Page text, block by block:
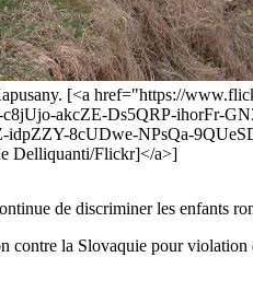
[<a href="https://
akcZE-Ds5QRP-ihorFr-
8cUDwe-NPsQa-
Delliquanti/Flickr]</a>]
de discriminer les enfants
contre la Slovaquie pour